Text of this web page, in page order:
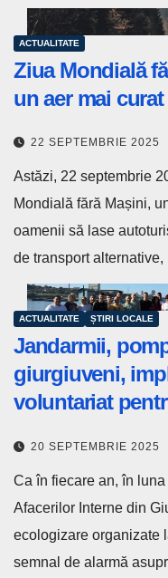
ACTUALITATE
Ziua Mondială
un aer mai
22 SEPTEMBRIE 2025
Astăzi, 22 septembrie
Mondială fără Mașini,
oamenii să lase
de transport
ACTUALITATE ȘTIRI LOCALE
Jandarmii,
giurgiuveni,
voluntariat
20 SEPTEMBRIE 2025
Ca în fiecare an, în
Afacerilor Interne din
ecologizare organizate
semnal de alarmă